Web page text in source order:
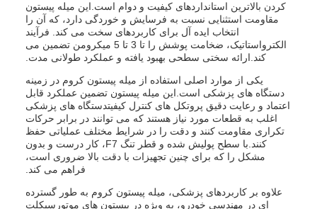
کردن بالاترین استانداردهای کیفیت و دوام است.این میله پیستون
مقاومت استثنایی نسبت به فرسایش و خوردگی دارد، که آن را
انتخاب ایده آل برای کاربردهای سخت می کند. فرآیند
الکترواستاتیک، ضخامت پوشش را تا 3 تا 5 میکرومن تضمین می
کند.ارائه سختی سطحی بهبود یافته و عملکرد طولانی مدت.
یکی از موارد اصلی استفاده از میله پیستون کروم در زمینه
دستگاه های پزشکی است.این میله پیستون تضمین عملکرد قابل
اعتماد و رعایت دقیق پروتکل های کنترل کیفیتدستگاه های پزشکی
اغلب به قطعات مورد نیاز هستند که می توانند در برابر حرکات
تکراری مقاومت کنند و دقت را در شرایط مختلف عملیاتی حفظ
کنند.با سطح پولیش شده و قطر تنگ F7، کار درست و بدون
مشکل را که برای چنین تجهیزات با دقت بالا ضروری است،
فراهم می کند.
علاوه بر کاربردهای پزشکی، میله پیستون کروم به طور گسترده
ای در مهندسی خودرو، به ویژه در پیستون های موتورسیکلت